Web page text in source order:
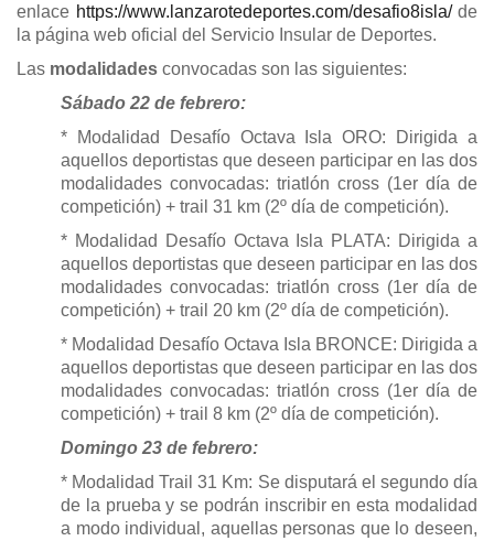
enlace https://www.lanzarotedeportes.com/desafio8isla/ de
la página web oficial del Servicio Insular de Deportes.
Las modalidades convocadas son las siguientes:
Sábado 22 de febrero:
* Modalidad Desafío Octava Isla ORO: Dirigida a
aquellos deportistas que deseen participar en las dos
modalidades convocadas: triatlón cross (1er día de
competición) + trail 31 km (2º día de competición).
* Modalidad Desafío Octava Isla PLATA: Dirigida a
aquellos deportistas que deseen participar en las dos
modalidades convocadas: triatlón cross (1er día de
competición) + trail 20 km (2º día de competición).
* Modalidad Desafío Octava Isla BRONCE: Dirigida a
aquellos deportistas que deseen participar en las dos
modalidades convocadas: triatlón cross (1er día de
competición) + trail 8 km (2º día de competición).
Domingo 23 de febrero:
* Modalidad Trail 31 Km: Se disputará el segundo día
de la prueba y se podrán inscribir en esta modalidad
a modo individual, aquellas personas que lo deseen,